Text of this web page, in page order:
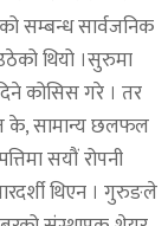
सम्बन्ध सार्वजनिक
थियो ।सुरुमा
कोसिस गरे । तर
त के, सामान्य छलफल
सयौं रोपनी
थिएन । गुरुङले